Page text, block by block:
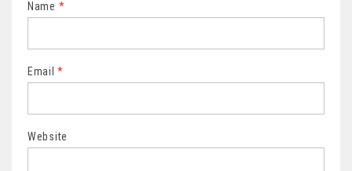
Name *
Email*
Website